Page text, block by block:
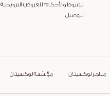
الشروط والأحكام للعروض الترويجية
التوصيل
متاجر لوكسيتان مؤسّسة لوكسيتان